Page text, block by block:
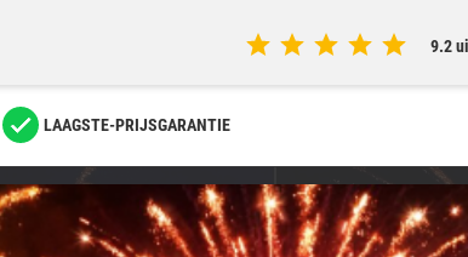
9.2
LAAGSTE-PRIJSGARANTIE